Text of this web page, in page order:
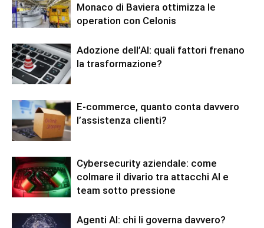
Monaco di Baviera ottimizza le
operation con Celonis
Adozione dell’AI: quali fattori frenano
la trasformazione?
E-commerce, quanto conta davvero
l’assistenza clienti?
Cybersecurity aziendale: come
colmare il divario tra attacchi AI e
team sotto pressione
Agenti AI: chi li governa davvero?